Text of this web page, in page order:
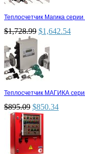
Теплосчетчик Магика
$1,728.99 $1,642.54
Теплосчетчик МАГИКА
$895.09 $850.34